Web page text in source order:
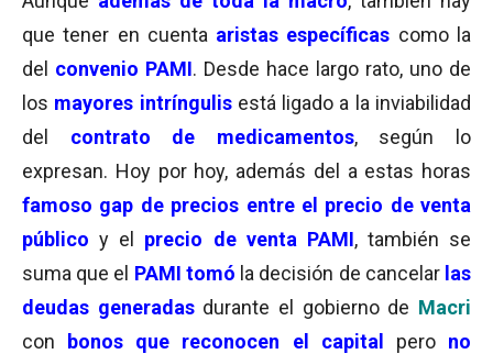
que tener en cuenta aristas específicas como la
del convenio PAMI. Desde hace largo rato, uno de
los mayores intríngulisestá ligado a la inviabilidad
del contrato de medicamentos, según lo
expresan. Hoy por hoy, además del a estas horas
famoso gap de precios entre el precio de venta
público y el precio de venta PAMI, también se
suma que el PAMI tomó la decisión de cancelar las
deudas generadasdurante el gobierno de Macri
con
bonos que reconocen el capital perono